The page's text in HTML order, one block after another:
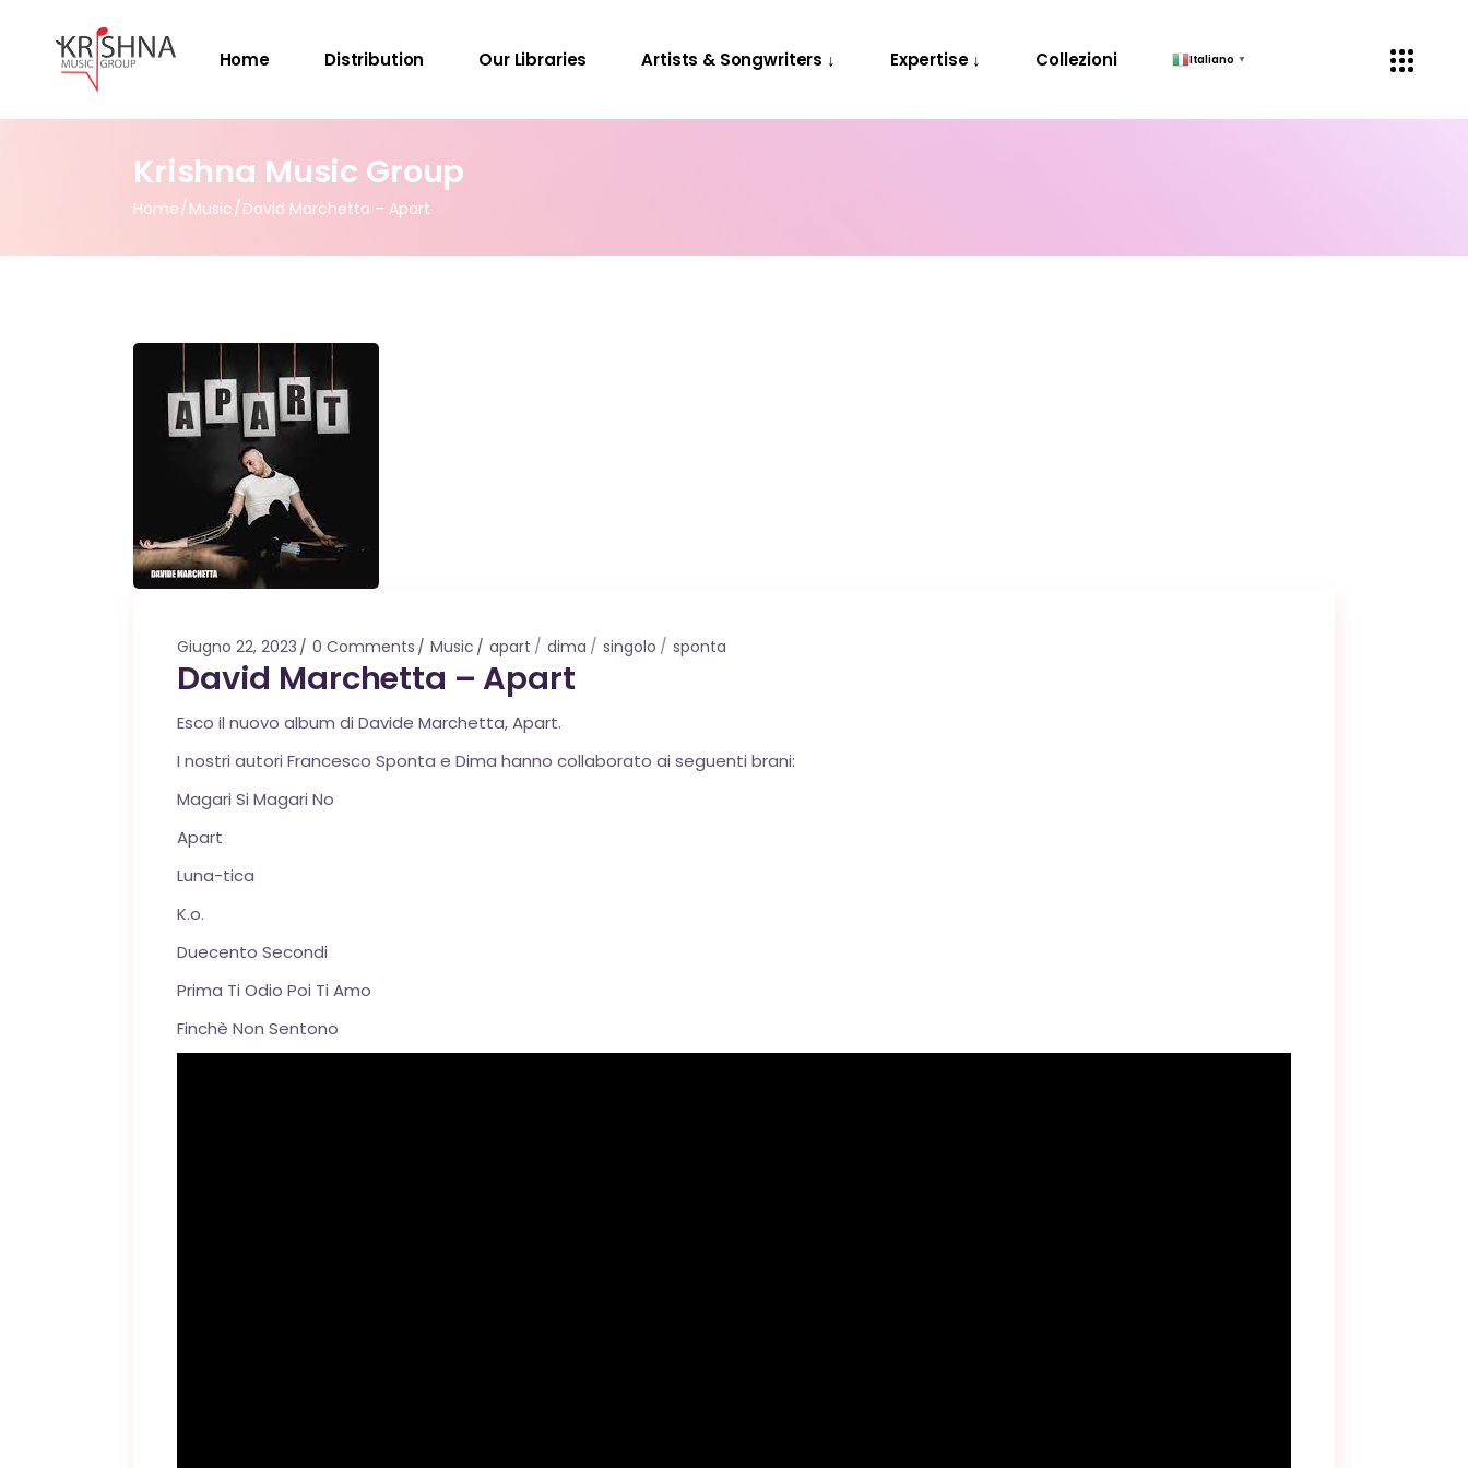
Home Distribution Our Libraries Artists & Songwriters ↓ Expertise ↓ Collezioni Italiano ▼
Projects
Krishna Music Group
Home Music David Marchetta – Apart
Giugno 22, 2023 0 Comments Music apart dima singolo sponta
David Marchetta – Apart
Esco il nuovo album di Davide Marchetta, Apart.
I nostri autori Francesco Sponta e Dima hanno collaborato ai seguenti brani:
Magari Si Magari No
Apart
Luna-tica
K.o.
Duecento Secondi
Prima Ti Odio Poi Ti Amo
Finchè Non Sentono